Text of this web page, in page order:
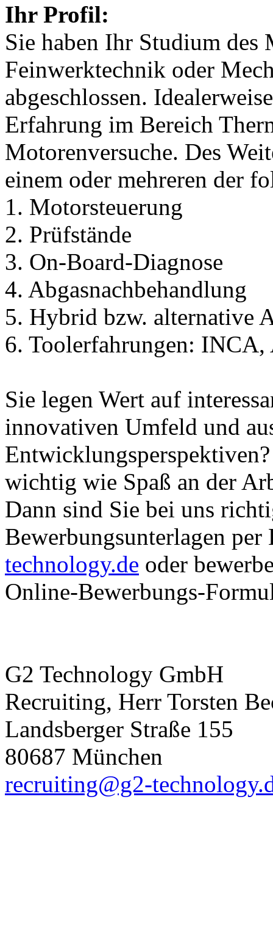
Ihr Profil:
Sie haben Ihr Studium des
Feinwerktechnik oder
abgeschlossen.
Erfahrung im Bereich
Motorenversuche. Des
einem oder mehreren der
1. Motorsteuerung
2. Prüfstände
3. On-Board-Diagnose
4. Abgasnachbehandlung
5. Hybrid bzw. alternative
6. Toolerfahrungen:
Sie legen Wert auf
innovativen Umfeld und
wichtig wie Spaß an der
Dann sind Sie bei uns
Bewerbungsunterlagen
technology.de oder
Online-Bewerbungs-
G2 Technology GmbH
Recruiting, Herr Torsten
Landsberger Straße 155
80687 München
recruiting@g2-